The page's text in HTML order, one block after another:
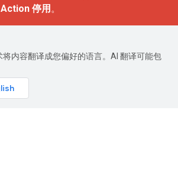
停用 。
将内容翻译成您偏好的语言。AI 翻译可能包